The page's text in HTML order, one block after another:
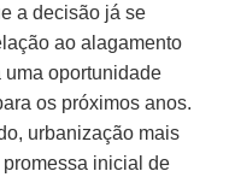
a decisão já se
ao alagamento
uma oportunidade
os próximos anos.
urbanização mais
inicial de